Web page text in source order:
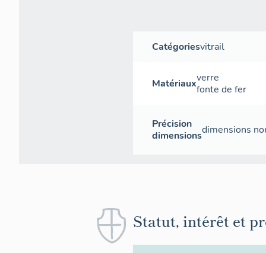
Catégoriesvitrail
Matériauxverre
fonte de fer
Précision
dimensionsdimensions
Statut, intérêt et